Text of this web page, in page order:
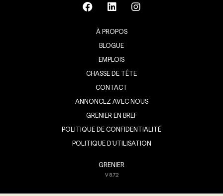
À PROPOS
BLOGUE
EMPLOIS
CHASSE DE TÊTE
CONTACT
ANNONCEZ AVEC NOUS
GRENIER EN BREF
POLITIQUE DE CONFIDENTIALITÉ
POLITIQUE D’UTILISATION
GRENIER
V8.7.2